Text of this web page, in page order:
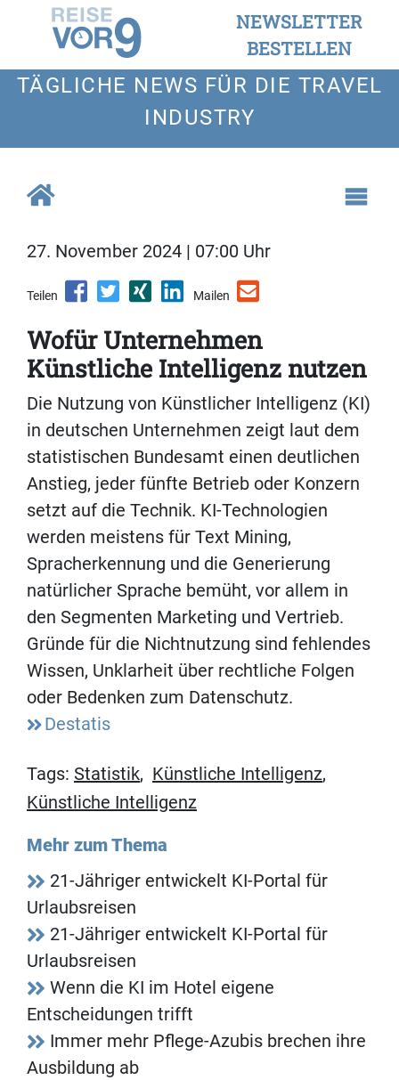
NEWSLETTER
BESTELLEN
TÄGLICHE NEWS FÜR DIE TRAVEL
INDUSTRY
27. November 2024 | 07:00 Uhr
Teilen Mailen
Wofür Unternehmen
Künstliche Intelligenz nutzen
Die Nutzung von Künstlicher Intelligenz (KI)
in deutschen Unternehmen zeigt laut dem
statistischen Bundesamt einen deutlichen
Anstieg, jeder fünfte Betrieb oder Konzern
setzt auf die Technik. KI-Technologien
werden meistens für Text Mining,
Spracherkennung und die Generierung
natürlicher Sprache bemüht, vor allem in
den Segmenten Marketing und Vertrieb.
Gründe für die Nichtnutzung sind fehlendes
Wissen, Unklarheit über rechtliche Folgen
oder Bedenken zum Datenschutz.
Destatis
Tags: Statistik, Künstliche Intelligenz,
Künstliche Intelligenz
Mehr zum Thema
21-Jähriger entwickelt KI-Portal für
Urlaubsreisen
21-Jähriger entwickelt KI-Portal für
Urlaubsreisen
Wenn die KI im Hotel eigene
Entscheidungen trifft
Immer mehr Pflege-Azubis brechen ihre
Ausbildung ab